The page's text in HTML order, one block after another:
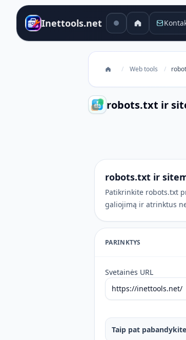
Inettools.net
/ Web tools /
robots.txt ir
robots.txt ir
Patikrinkite robots.txt
galiojimą ir atrinktus
PARINKTYS
Svetainės URL
Taip pat